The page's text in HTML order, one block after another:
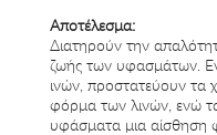
Αποτέλεσμα:
Διατηρούν την
ζωής των υφασμάτων.
ινών, προστατεύουν τα
φόρμα των λινών, ενώ
υφάσματα μια αίσθηση